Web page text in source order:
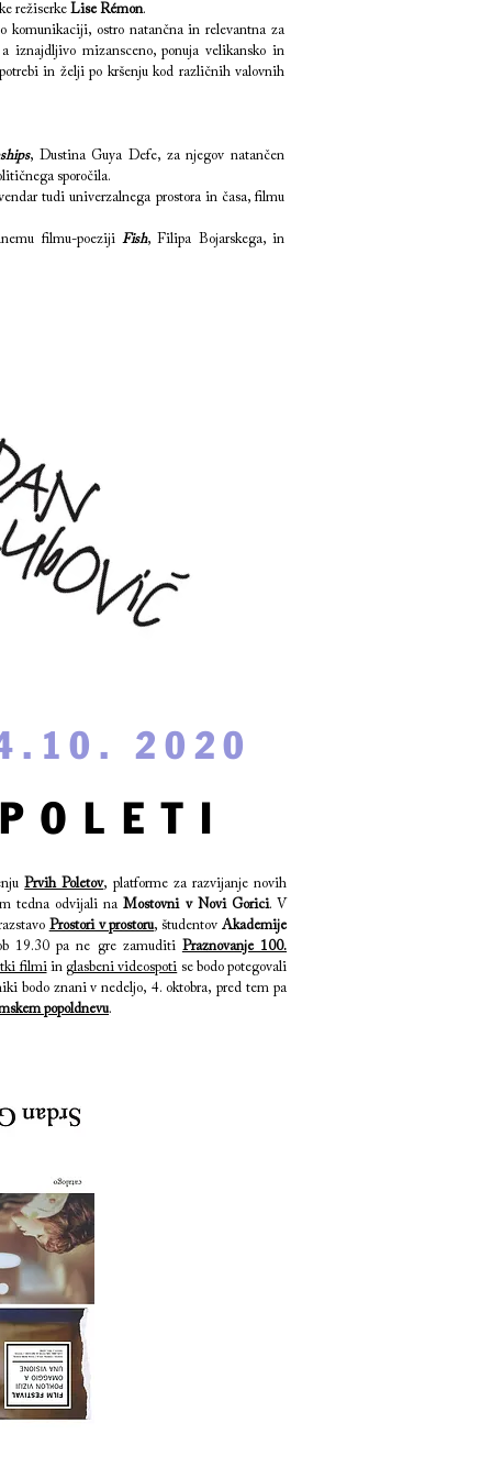
režiserke Lise Rémon.
komunikaciji, ostro natančna in relevantna za
mizansceno, ponuja velikansko in
in želji po kršenju kod različnih valovnih
, Dustina Guya Defe, za njegov natančen
sporočila.
tudi univerzalnega prostora in časa, filmu
filmu-poeziji Fish, Filipa Bojarskega, in
2020
Prvih Poletov, platforme za razvijanje novih
tedna odvijali naMostovni v Novi Gorici. V
Prostori v prostoru, študentovAkademije
19.30 pa ne gre zamuditi Praznovanje 100.
filmiin glasbeni videospoti se bodo potegovali
bodo znani v nedeljo, 4. oktobra, pred tem pa
popoldnevu.